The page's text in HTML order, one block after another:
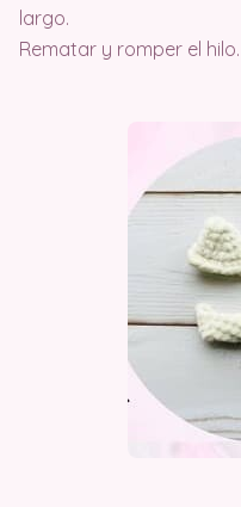
largo.
Rematar y romper el hilo.